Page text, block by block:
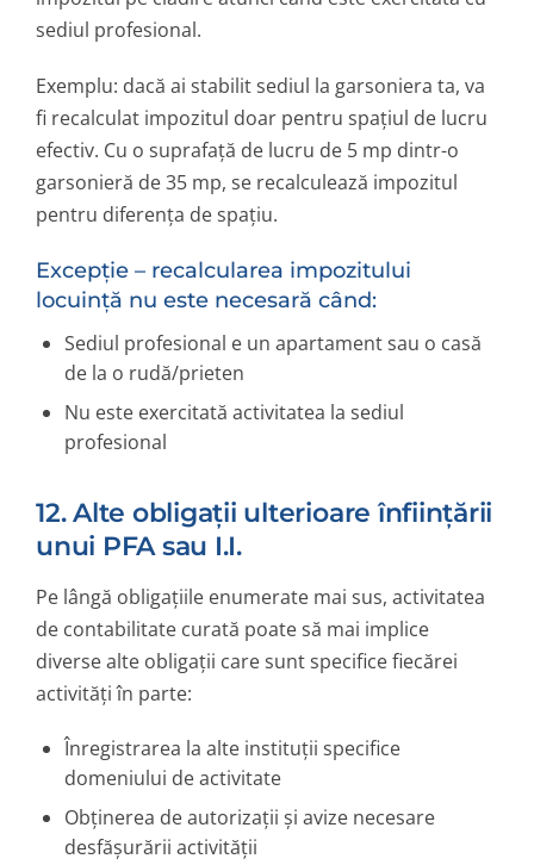
sediul profesional.
Exemplu: dacă ai stabilit sediul la garsoniera ta, va
fi recalculat impozitul doar pentru spațiul de lucru
efectiv. Cu o suprafață de lucru de 5 mp dintr-o
garsonieră de 35 mp, se recalculează impozitul
pentru diferența de spațiu.
Excepție – recalcularea impozitului
locuință nu este necesară când:
Sediul profesional e un apartament sau o casă
de la o rudă/prieten
Nu este exercitată activitatea la sediul
profesional
12. Alte obligații ulterioare înființării
unui PFA sau I.I.
Pe lângă obligațiile enumerate mai sus, activitatea
de contabilitate curată poate să mai implice
diverse alte obligații care sunt specifice fiecărei
activități în parte:
Înregistrarea la alte instituții specifice
domeniului de activitate
Obținerea de autorizații și avize necesare
desfășurării activității